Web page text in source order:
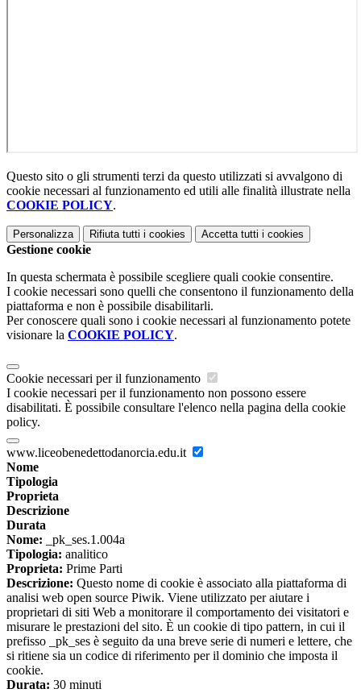
Questo sito o gli strumenti terzi da questo utilizzati si avvalgono di
cookie necessari al funzionamento ed utili alle finalità illustrate nella
COOKIE POLICY.
Personalizza Rifiuta tutti i cookies Accetta tutti i cookies
Gestione cookie
In questa schermata è possibile scegliere quali cookie consentire.
I cookie necessari sono quelli che consentono il funzionamento della
piattaforma e non è possibile disabilitarli.
Per conoscere quali sono i cookie necessari al funzionamento potete
visionare la COOKIE POLICY.
Cookie necessari per il funzionamento
I cookie necessari per il funzionamento non possono essere
disabilitati. È possibile consultare l'elenco nella pagina della cookie
policy.
www.liceobenedettodanorcia.edu.it
Nome
Tipologia
Proprieta
Descrizione
Durata
Nome: _pk_ses.1.004a
Tipologia: analitico
Proprieta: Prime Parti
Descrizione: Questo nome di cookie è associato alla piattaforma di
analisi web open source Piwik. Viene utilizzato per aiutare i
proprietari di siti Web a monitorare il comportamento dei visitatori e
misurare le prestazioni del sito. È un cookie di tipo pattern, in cui il
prefisso _pk_ses è seguito da una breve serie di numeri e lettere, che
si ritiene sia un codice di riferimento per il dominio che imposta il
cookie.
Durata: 30 minuti